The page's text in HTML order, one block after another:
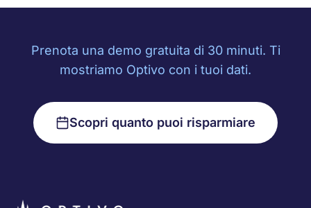
Prenota una demo gratuita di 30 minuti. Ti
mostriamo Optivo con i tuoi dati.
Scopri quanto puoi risparmiare